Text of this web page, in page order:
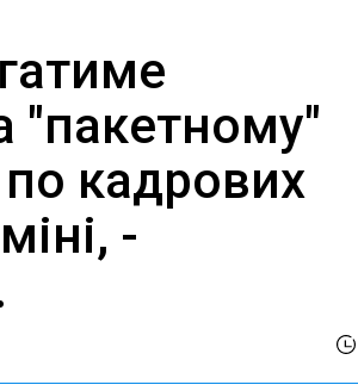
"пакетному"
по кадрових
-